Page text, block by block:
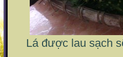
Lá được lau sạch